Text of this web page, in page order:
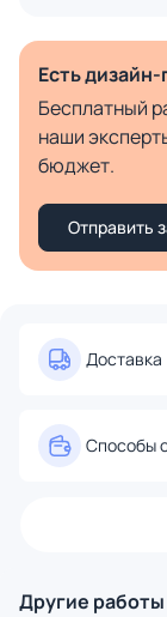
Есть
Бесплатный
наши
бюджет.
Отправить
Доставка
Способы
Другие